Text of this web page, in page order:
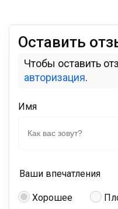
Оставить
Чтобы оставить
авторизация.
Имя
Ваши впечатления
Хорошее